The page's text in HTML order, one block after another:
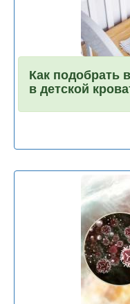
Как подобрать
в детской